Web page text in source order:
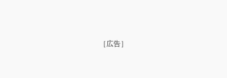
［広告］